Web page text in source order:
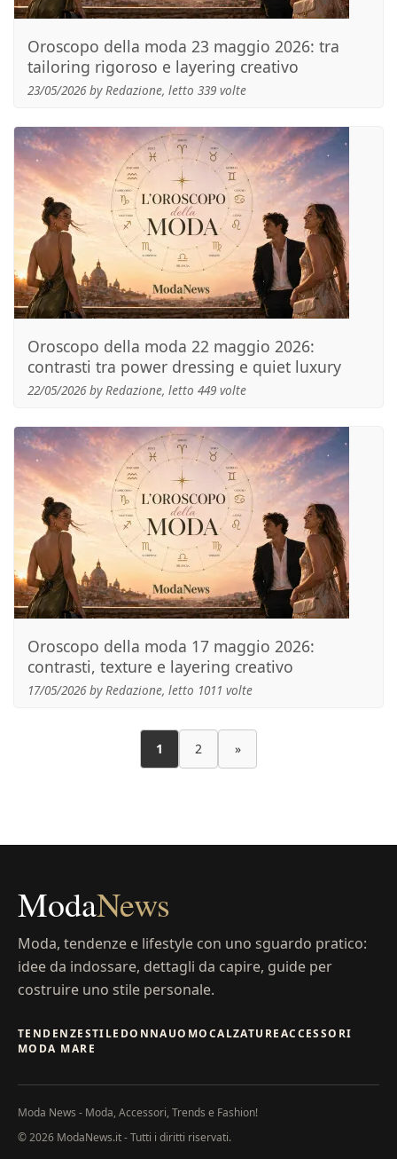
Oroscopo della moda 23 maggio 2026: tra
tailoring rigoroso e layering creativo
23/05/2026 by Redazione, letto 339 volte
Oroscopo della moda 22 maggio 2026:
contrasti tra power dressing e quiet luxury
22/05/2026 by Redazione, letto 449 volte
Oroscopo della moda 17 maggio 2026:
contrasti, texture e layering creativo
17/05/2026 by Redazione, letto 1011 volte
1 2 »
ModaNews
Moda, tendenze e lifestyle con uno sguardo pratico:
idee da indossare, dettagli da capire, guide per
costruire uno stile personale.
TENDENZESTILE DONNAUOMOCALZATUREACCESSORI
MODA MARE
Moda News - Moda, Accessori, Trends e Fashion!
© 2026 ModaNews.it - Tutti i diritti riservati.